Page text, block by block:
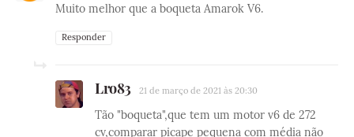
Muito melhor que a boqueta Amarok V6.
Responder
Lro83 21 de março de 2021 às 20:30
Tão "boqueta",que tem um motor v6 de 272
cv,comparar picape pequena com média não